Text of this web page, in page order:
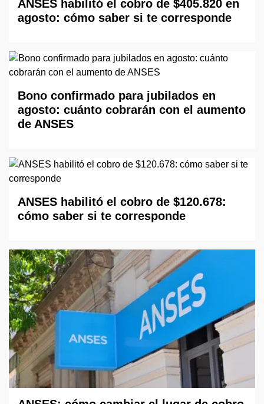
ANSES habilitó el cobro de $405.820 en
agosto: cómo saber si te corresponde
Bono confirmado para jubilados en
agosto: cuánto cobrarán con el aumento
de ANSES
ANSES habilitó el cobro de $120.678:
cómo saber si te corresponde